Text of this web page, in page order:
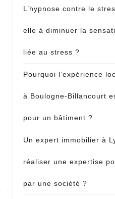
L’hypnose contre le
elle à diminuer la
liée au stress ?
Pourquoi l’expérience
à Boulogne-Billancourt
pour un bâtiment ?
Un expert immobilier à
réaliser une expertise
par une société ?